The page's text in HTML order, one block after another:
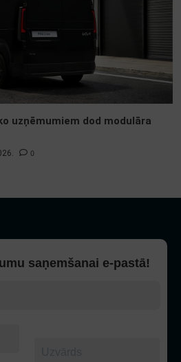
uzņēmumiem dod modulāra
0
saņemšanai e-pastā!